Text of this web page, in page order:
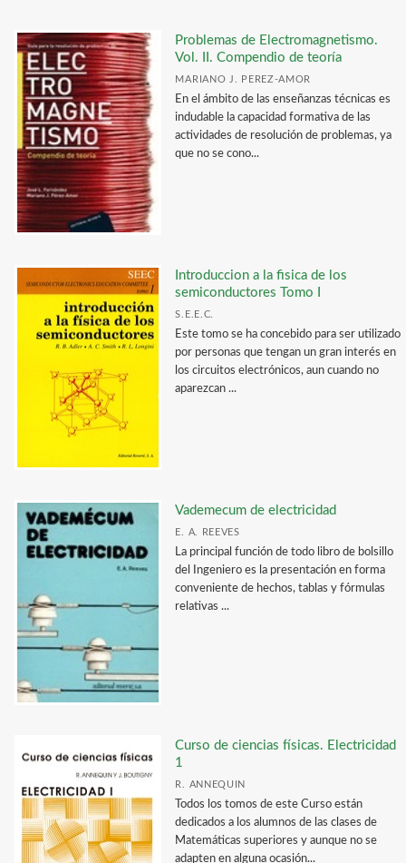
Problemas de Electromagnetismo.
Vol. II. Compendio de teoría
MARIANO J. PEREZ-AMOR
En el ámbito de las enseñanzas técnicas es
indudable la capacidad formativa de las
actividades de resolución de problemas, ya
que no se cono...
Introduccion a la fisica de los
semiconductores Tomo I
S.E.E.C.
Este tomo se ha concebido para ser utilizado
por personas que tengan un gran interés en
los circuitos electrónicos, aun cuando no
aparezcan ...
Vademecum de electricidad
E. A. REEVES
La principal función de todo libro de bolsillo
del Ingeniero es la presentación en forma
conveniente de hechos, tablas y fórmulas
relativas ...
Curso de ciencias físicas. Electricidad
1
R. ANNEQUIN
Todos los tomos de este Curso están
dedicados a los alumnos de las clases de
Matemáticas superiores y aunque no se
adapten en alguna ocasión...